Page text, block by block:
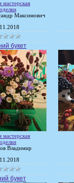
мастерская
Максимович
букет
мастерская
Владимир
букет